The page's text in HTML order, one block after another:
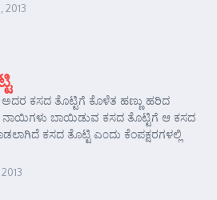
2013
ಅದರ ಕಸದ ತೊಟ್ಟಿಗೆ ಕೊಳೆತ ಹಣ್ಣು ಹರಿದ
ನಾಯಿಗಳು ಬಾಯಿಡುವ ಕಸದ ತೊಟ್ಟಿಗೆ ಆ ಕಸದ
ಕಸದ ತೊಟ್ಟಿ ಎ೦ದು ಕೆಂಪಕ್ಷರಗಳಲ್ಲಿ